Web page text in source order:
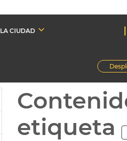
LA CIUDAD
etiqueta